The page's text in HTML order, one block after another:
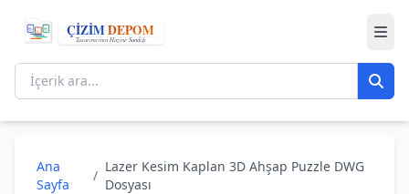
Ana
Sayfa
/
Lazer Kesim Kaplan 3D Ahşap Puzzle DWG
Dosyası